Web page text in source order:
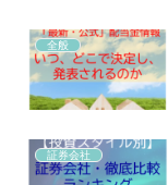
全般
証券会社